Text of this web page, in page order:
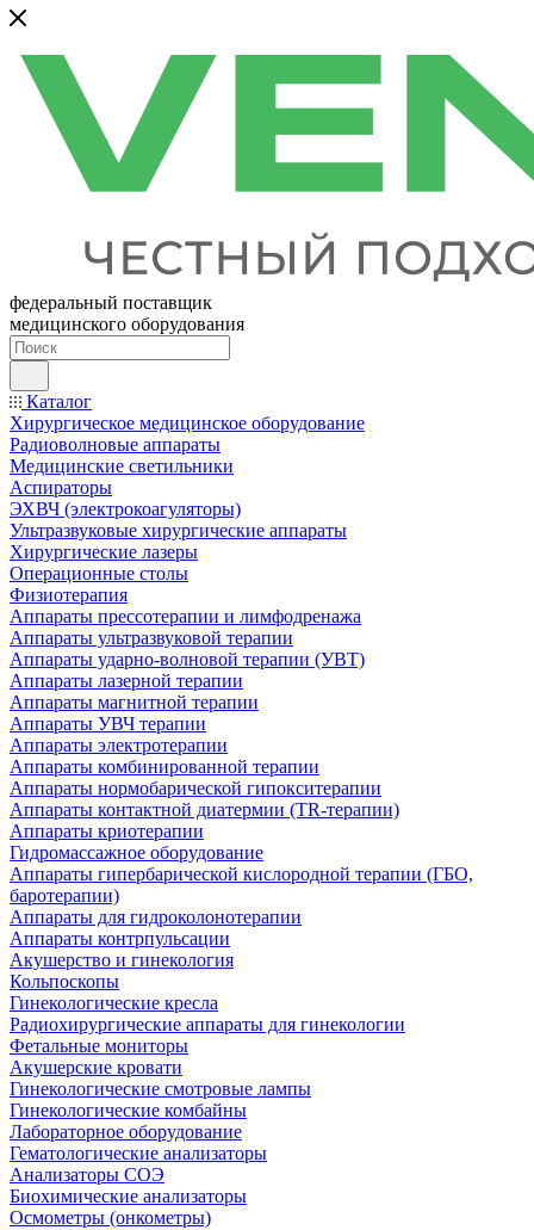
федеральный поставщик
медицинского оборудования
Каталог
Хирургическое медицинское оборудование
Радиоволновые аппараты
Медицинские светильники
Аспираторы
ЭХВЧ (электрокоагуляторы)
Ультразвуковые хирургические аппараты
Хирургические лазеры
Операционные столы
Физиотерапия
Аппараты прессотерапии и лимфодренажа
Аппараты ультразвуковой терапии
Аппараты ударно-волновой терапии (УВТ)
Аппараты лазерной терапии
Аппараты магнитной терапии
Аппараты УВЧ терапии
Аппараты электротерапии
Аппараты комбинированной терапии
Аппараты нормобарической гипокситерапии
Аппараты контактной диатермии (TR-терапии)
Аппараты криотерапии
Гидромассажное оборудование
Аппараты гипербарической кислородной терапии (ГБО,
баротерапии)
Аппараты для гидроколонотерапии
Аппараты контрпульсации
Акушерство и гинекология
Кольпоскопы
Гинекологические кресла
Радиохирургические аппараты для гинекологии
Фетальные мониторы
Акушерские кровати
Гинекологические смотровые лампы
Гинекологические комбайны
Лабораторное оборудование
Гематологические анализаторы
Анализаторы СОЭ
Биохимические анализаторы
Осмометры (онкометры)